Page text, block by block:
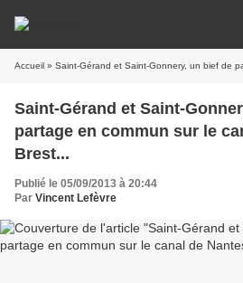
Accueil » Saint-Gérand et Saint-Gonnery, un bief de partage en
Saint-Gérand et Saint-
partage en commun sur le
Brest...
Publié le 05/09/2013 à 20:44
Par Vincent Lefèvre